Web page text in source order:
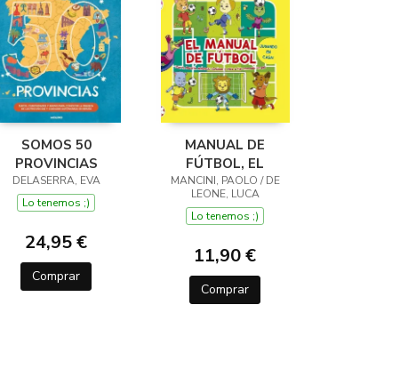
SOMOS 50
PROVINCIAS
DELASERRA, EVA
Lo tenemos ;)
24,95 €
Comprar
MANUAL DE
FÚTBOL, EL
MANCINI, PAOLO / DE
LEONE, LUCA
Lo tenemos ;)
11,90 €
Comprar